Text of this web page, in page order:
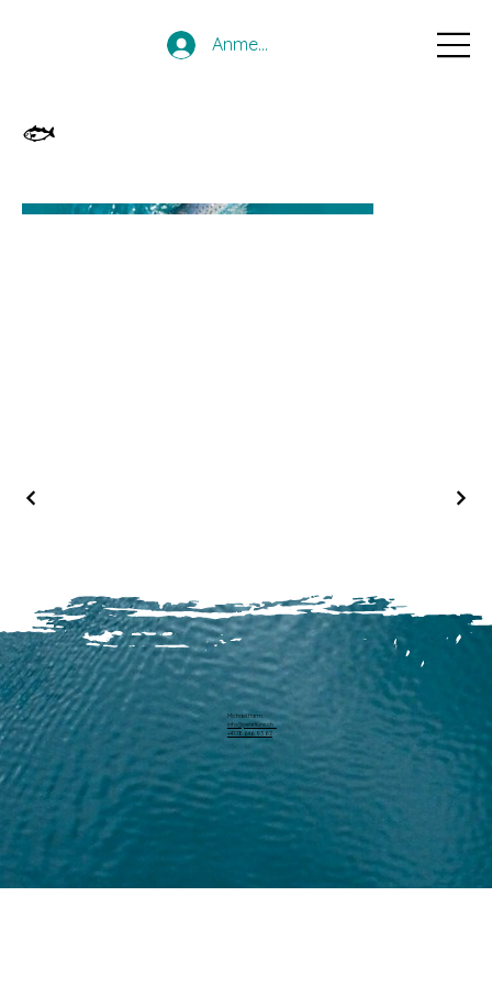
Anmelden
🐟
Michael Harm
info@pearllure.ch
+41 78 646 93 62